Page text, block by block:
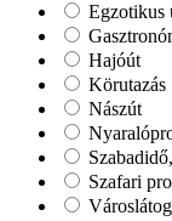
Egzotikus
Hajóút
Körutazás
Nászút
Szafari